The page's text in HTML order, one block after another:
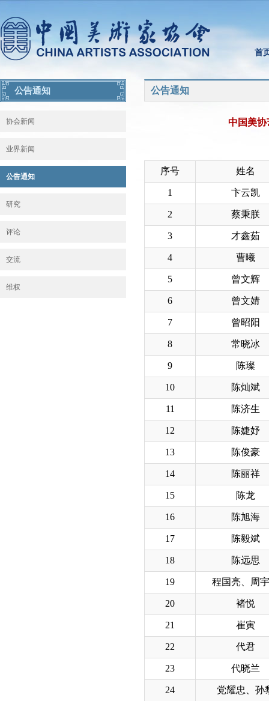
首
公告通知
协会新闻
业界新闻
公告通知
研究
评论
交流
维权
公告通知
中国美协
序号 姓名
1 卞云凯
2 蔡秉朕
3 才鑫茹
4 曹曦
5 曾文辉
6 曾文婧
7 曾昭阳
8 常晓冰
9 陈璨
10 陈灿斌
11 陈济生
12 陈婕妤
13 陈俊豪
14 陈丽祥
15 陈龙
16 陈旭海
17 陈毅斌
18 陈远思
19 程国亮、周
20 褚悦
21 崔寅
22 代君
23 代晓兰
24 党耀忠、孙